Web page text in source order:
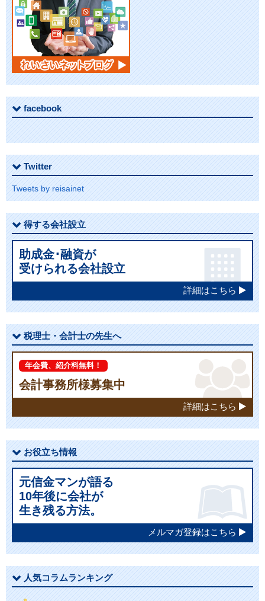
facebook
Twitter
Tweets by reisainet
得する会社設立
助成金･融資が
受けられる会社設立
詳細はこちら
税理士・会計士の先生へ
年会費、紹介料無料！
会計事務所様募集中
詳細はこちら
お役立ち情報
元信金マンが語る
10年後に会社が
生き残る方法。
メルマガ登録はこちら
人気コラムランキング